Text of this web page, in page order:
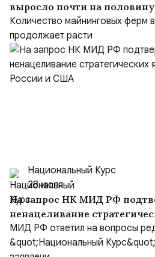
выросло почти на половину
Количество майнинговых ферм
продолжает расти
Национальный Курс
28 июля
На запрос НК МИД РФ
ненацеливание
ракет России и США
МИД РФ ответил на вопросы
&quot;Национальный